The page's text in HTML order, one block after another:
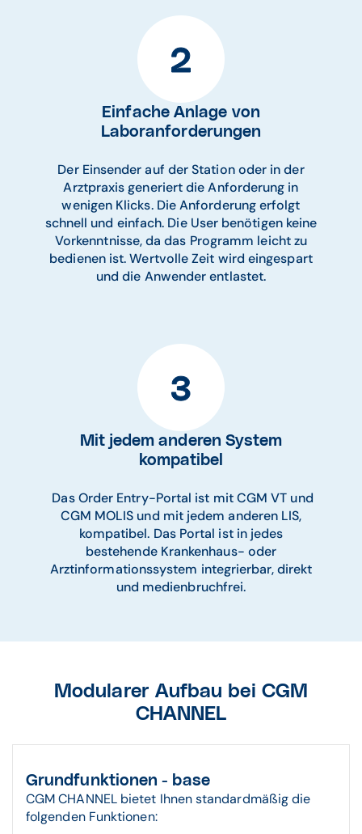
Einfache Anlage von
Laboranforderungen
Der Einsender auf der Station oder in der
Arztpraxis generiert die Anforderung in
wenigen Klicks. Die Anforderung erfolgt
schnell und einfach. Die User benötigen keine
Vorkenntnisse, da das Programm leicht zu
bedienen ist. Wertvolle Zeit wird eingespart
und die Anwender entlastet.
Mit jedem anderen System
kompatibel
Das Order Entry-Portal ist mit CGM VT und
CGM MOLIS und mit jedem anderen LIS,
kompatibel. Das Portal ist in jedes
bestehende Krankenhaus- oder
Arztinformationssystem integrierbar, direkt
und medienbruchfrei.
Modularer Aufbau bei CGM
CHANNEL
Grundfunktionen - base
CGM CHANNEL bietet Ihnen standardmäßig die
folgenden Funktionen: